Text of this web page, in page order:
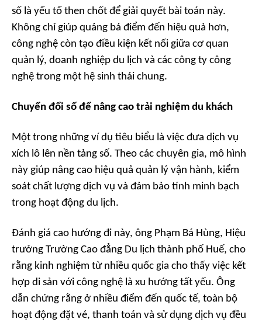
số là yếu tố then chốt để giải quyết bài toán này.
Không chỉ giúp quảng bá điểm đến hiệu quả hơn,
công nghệ còn tạo điều kiện kết nối giữa cơ quan
quản lý, doanh nghiệp du lịch và các công ty công
nghệ trong một hệ sinh thái chung.
Chuyển đổi số để nâng cao trải nghiệm du khách
Một trong những ví dụ tiêu biểu là việc đưa dịch vụ
xích lô lên nền tảng số. Theo các chuyên gia, mô hình
này giúp nâng cao hiệu quả quản lý vận hành, kiểm
soát chất lượng dịch vụ và đảm bảo tính minh bạch
trong hoạt động du lịch.
Đánh giá cao hướng đi này, ông Phạm Bá Hùng, Hiệu
trưởng Trường Cao đẳng Du lịch thành phố Huế, cho
rằng kinh nghiệm từ nhiều quốc gia cho thấy việc kết
hợp di sản với công nghệ là xu hướng tất yếu. Ông
dẫn chứng rằng ở nhiều điểm đến quốc tế, toàn bộ
hoạt động đặt vé, thanh toán và sử dụng dịch vụ đều